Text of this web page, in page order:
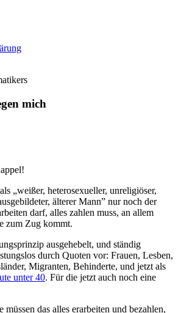
mich
„weißer, heterosexueller, unreligiöser,
älterer Mann” nur noch der
darf, alles zahlen muss, an allem
zum Zug kommt.
ausgehebelt, und ständig
durch Quoten vor: Frauen, Lesben,
Migranten, Behinderte, und jetzt als
unter 40. Für die jetzt auch noch eine
das alles erarbeiten und bezahlen,